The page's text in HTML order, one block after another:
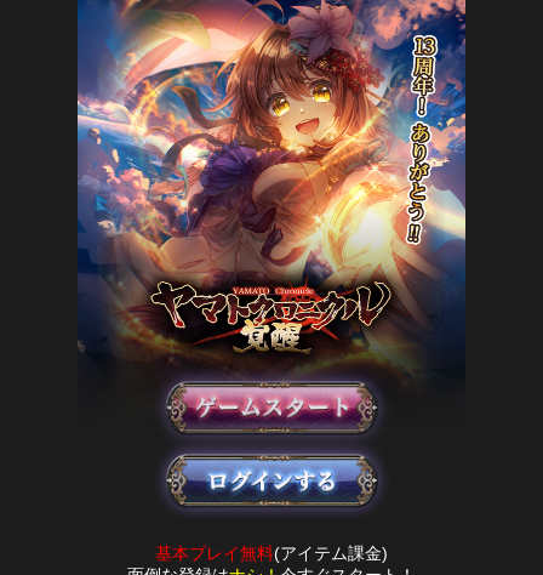
基本プレイ無料(アイテム課金)